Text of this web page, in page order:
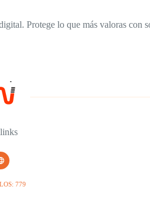
Protege lo que más valoras con
779